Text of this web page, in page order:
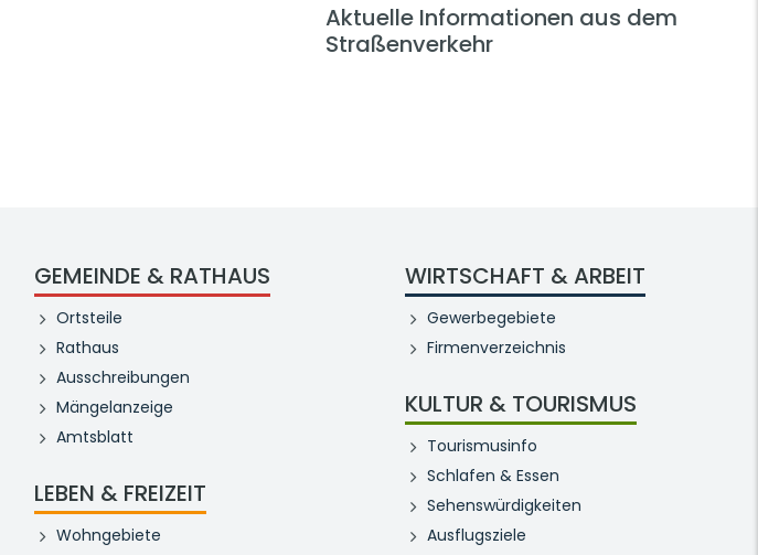
Aktuelle Informationen aus dem
Straßenverkehr
GEMEINDE & RATHAUS
Ortsteile
Rathaus
Ausschreibungen
Mängelanzeige
Amtsblatt
LEBEN & FREIZEIT
Wohngebiete
WIRTSCHAFT & ARBEIT
Gewerbegebiete
Firmenverzeichnis
KULTUR & TOURISMUS
Tourismusinfo
Schlafen & Essen
Sehenswürdigkeiten
Ausflugsziele